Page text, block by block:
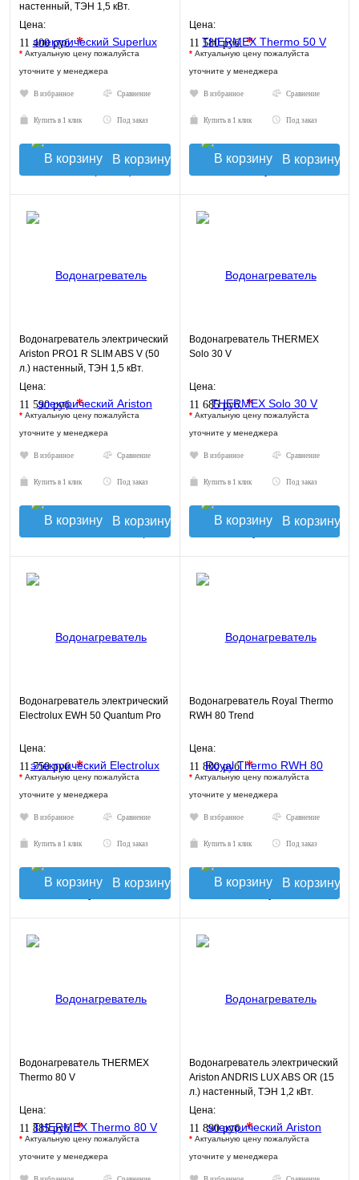
настенный, ТЭН 1,5 кВт.
Цена:
11 400 руб.*
* Актуальную цену пожалуйста
уточните у менеджера
В избранное Сравнение
Купить в 1 клик Под заказ
В корзину
Цена:
11 580 руб.*
* Актуальную цену пожалуйста
уточните у менеджера
В избранное Сравнение
Купить в 1 клик Под заказ
В корзину
Водонагреватель электрический
Ariston PRO1 R SLIM ABS V (50
л.) настенный, ТЭН 1,5 кВт.
Цена:
11 590 руб.*
* Актуальную цену пожалуйста
уточните у менеджера
В избранное Сравнение
Купить в 1 клик Под заказ
В корзину
Водонагреватель THERMEX
Solo 30 V
Цена:
11 685 руб.*
* Актуальную цену пожалуйста
уточните у менеджера
В избранное Сравнение
Купить в 1 клик Под заказ
В корзину
Водонагреватель электрический
Electrolux EWH 50 Quantum Pro
Цена:
11 750 руб.*
* Актуальную цену пожалуйста
уточните у менеджера
В избранное Сравнение
Купить в 1 клик Под заказ
В корзину
Водонагреватель Royal Thermo
RWH 80 Trend
Цена:
11 800 руб.*
* Актуальную цену пожалуйста
уточните у менеджера
В избранное Сравнение
Купить в 1 клик Под заказ
В корзину
Водонагреватель THERMEX
Thermo 80 V
Цена:
11 885 руб.*
* Актуальную цену пожалуйста
уточните у менеджера
Водонагреватель электрический
Ariston ANDRIS LUX ABS OR (15
л.) настенный, ТЭН 1,2 кВт.
Цена:
11 890 руб.*
* Актуальную цену пожалуйста
уточните у менеджера